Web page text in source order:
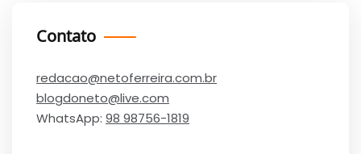
Contato
redacao@netoferreira.com.br
blogdoneto@live.com
WhatsApp: 98 98756-1819